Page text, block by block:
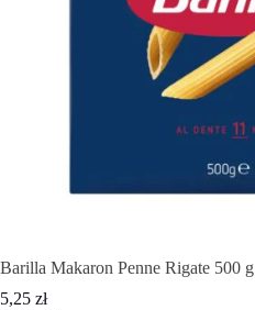
Barilla Makaron Penne Rigate 500 g
5,25 zł